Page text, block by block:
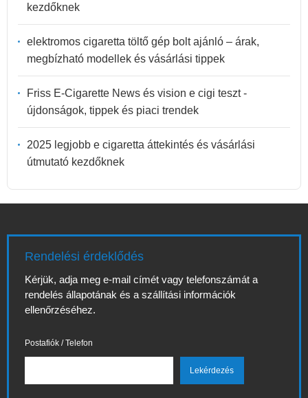
kezdőknek
elektromos cigaretta töltő gép bolt ajánló – árak,
megbízható modellek és vásárlási tippek
Friss E-Cigarette News és vision e cigi teszt -
újdonságok, tippek és piaci trendek
2025 legjobb e cigaretta áttekintés és vásárlási
útmutató kezdőknek
Rendelési érdeklődés
Kérjük, adja meg e-mail címét vagy telefonszámát a
rendelés állapotának és a szállítási információk
ellenőrzéséhez.
Postafiók / Telefon